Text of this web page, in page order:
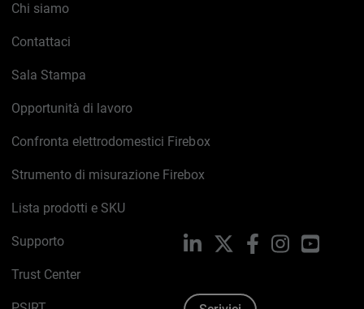
Chi siamo
Contattaci
Sala Stampa
Opportunità di lavoro
Confronta elettrodomestici Firebox
Strumento di misurazione Firebox
Lista prodotti e SKU
Supporto
Trust Center
LinkedIn FacebookInstagram